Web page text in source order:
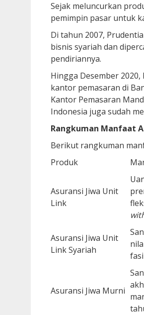
Sejak meluncurkan
pemimpin pasar untuk
Di tahun 2007,
bisnis syariah dan
pendiriannya.
Hingga Desember
kantor pemasaran di
Kantor Pemasaran
Indonesia juga sudah
Rangkuman Manfaat
Berikut rangkuman
Produk
Asuransi Jiwa Unit
Link
Asuransi Jiwa Unit
Link Syariah
Asuransi Jiwa Murni